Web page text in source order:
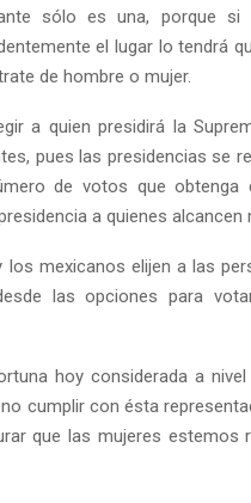
sólo es una, porque si
el lugar lo tendrá
de hombre o mujer.
a quien presidirá la
pues las presidencias se
de votos que obtenga
a quienes alcancen
mexicanos elijen a las
las opciones para
hoy considerada a
cumplir con ésta
que las mujeres estemos